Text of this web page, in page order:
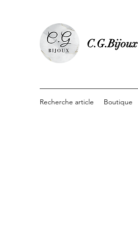
C.G.Bijoux
Recherche article Boutique